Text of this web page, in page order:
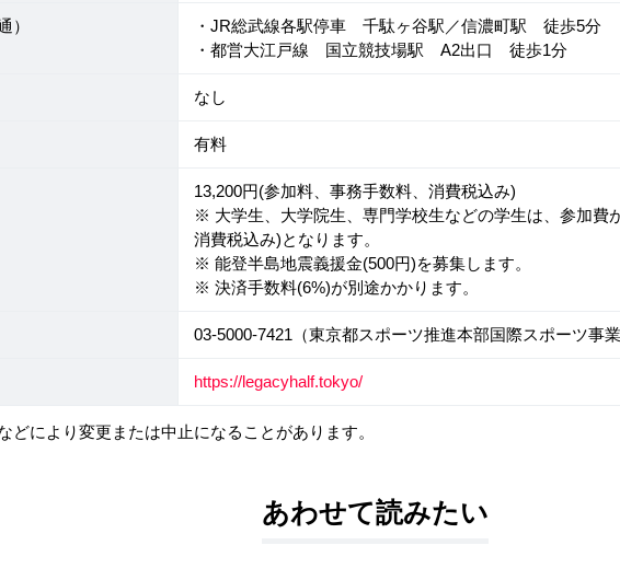
）
・JR総武線各駅停車 千駄ヶ谷駅／信濃町駅 徒歩5分
・都営大江戸線 国立競技場駅 A2出口 徒歩1分
なし
有料
13,200円(参加料、事務手数料、消費税込み)
※ 大学生、大学院生、専門学校生などの学生は、参加費
消費税込み)となります。
※ 能登半島地震義援金(500円)を募集します。
※ 決済手数料(6%)が別途かかります。
03-5000-7421（東京都スポーツ推進本部国際スポーツ事
https://legacyhalf.tokyo/
どにより変更または中止になることがあります。
あわせて読みたい